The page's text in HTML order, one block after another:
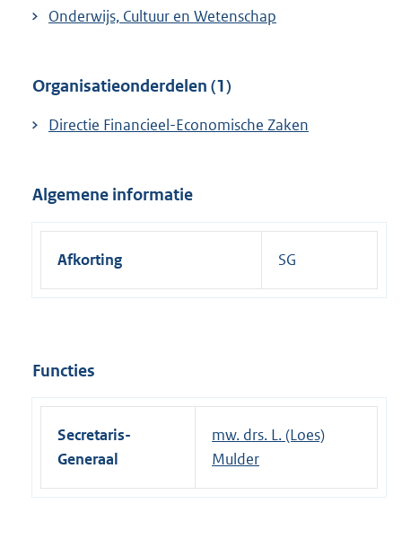
l
k
Onderwijs, Cultuur en Wetenschap
Organisatieonderdelen (1)
Directie Financieel-Economische Zaken
Algemene informatie
Afkorting SG
Functies
Secretaris-
Generaal
mw. drs. L. (Loes)
Mulder